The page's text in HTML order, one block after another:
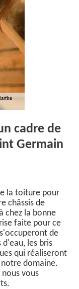
cadre de
Germain
la toiture pour
châssis de
chez la bonne
faite pour ce
de
les bris
qui réaliseront
domaine.
vous